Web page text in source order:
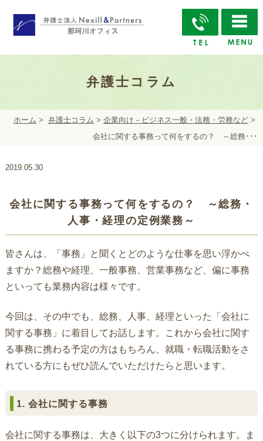
弁護士コラム
ホーム > 弁護士コラム >企業向け－ビジネス一般・法務・労務など >
会社に関する事務って何をするの？ ～総務･･･
2019.05.30
会社に関する事務って何をするの？ ～総務・
人事・経理の定例業務～
皆さんは、「事務」と聞くとどのような仕事を思い浮かべ
ますか？総務や経理、一般事務、営業事務など、偏に事務
といっても業務内容は様々です。
今回は、その中でも、総務、人事、経理といった「会社に
関する事務」に着目してお話します。これから会社に関す
る事務に携わる予定の方はもちろん、就職・転職活動をさ
れている方にもぜひ読んでいただけたらと思います。
1. 会社に関する事務
会社に関する事務は、大きく以下の3つに分けられます。ま